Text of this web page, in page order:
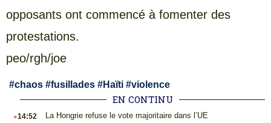
opposants ont commencé à fomenter des
protestations.
peo/rgh/joe
#chaos #fusillades #Haïti #violence
EN CONTINU
.14:52 La Hongrie refuse le vote majoritaire dans l’UE